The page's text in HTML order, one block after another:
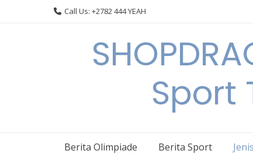
Call Us: +2782 444 YEAH
Sport
Berita Olimpiade Berita Sport